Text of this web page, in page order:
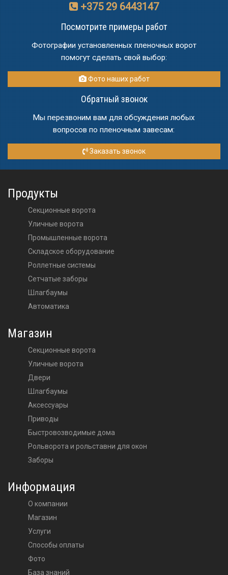
+375 29 6443147
Посмотрите примеры работ
Фотографии установленных пленочных ворот
помогут сделать свой выбор:
Фото наших работ
Обратный звонок
Мы перезвоним вам для обсуждения любых
вопросов по пленочным завесам:
Заказать звонок
Продукты
Секционные ворота
Уличные ворота
Промышленные ворота
Складское оборудование
Роллетные системы
Сетчатые заборы
Шлагбаумы
Автоматика
Магазин
Секционные ворота
Уличные ворота
двери
шлагбаумы
аксессуары
приводы
Быстровозводимые дома
Рольворота и рольставни для окон
Заборы
Информация
О компании
Магазин
Услуги
Способы оплаты
Фото
База знаний